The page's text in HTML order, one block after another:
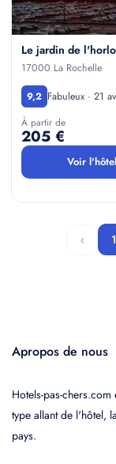
Le jardin de
17000 La Rochelle
9,2 Fabuleux · 21
À partir de
205 €
Voir l'hôtel
‹ 1
Apropos de nous
Hotels-pas-
type allant de l'hôtel,
pays.